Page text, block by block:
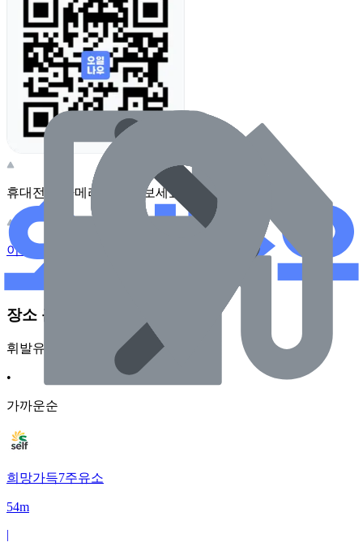
휴대전화 카메라로 찍어보세요
이 주유소의 사장님이신가요?
장소 근처 주유소
휘발유
•
가까운순
희망가득7주유소
54m
|